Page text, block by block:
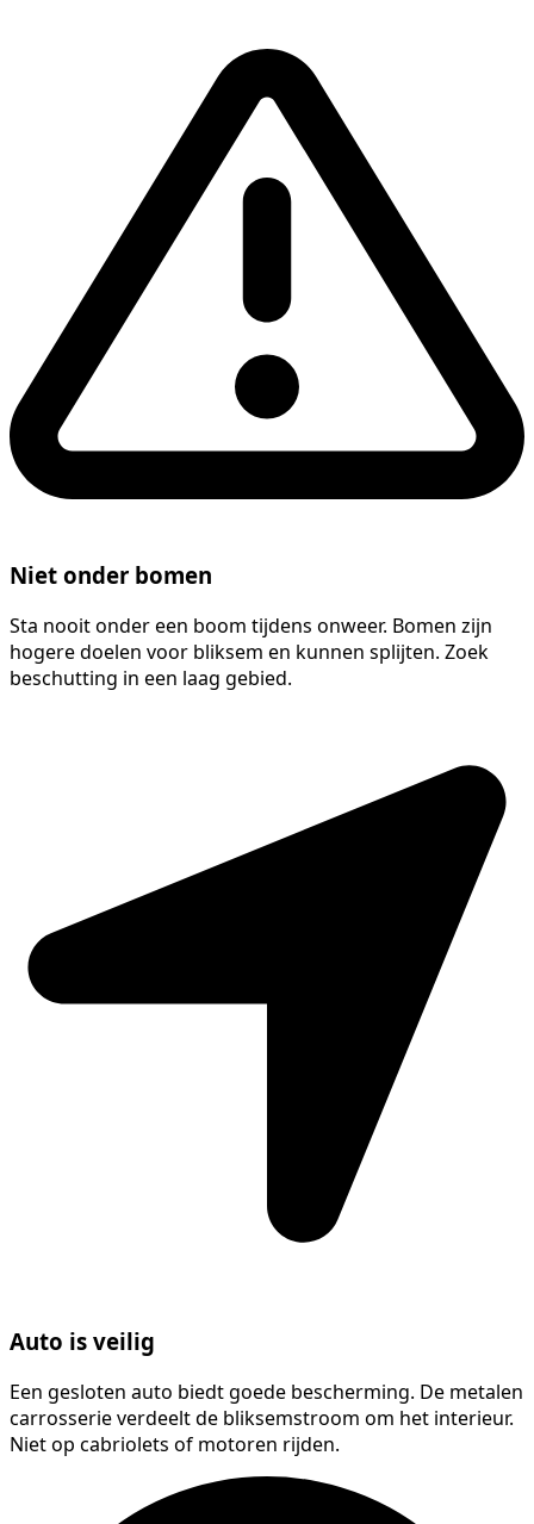
Niet onder bomen
Sta nooit onder een boom tijdens onweer. Bomen zijn
hogere doelen voor bliksem en kunnen splijten. Zoek
beschutting in een laag gebied.
Auto is veilig
Een gesloten auto biedt goede bescherming. De metalen
carrosserie verdeelt de bliksemstroom om het interieur.
Niet op cabriolets of motoren rijden.